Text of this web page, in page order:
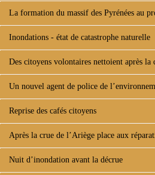
La formation du massif des Pyrénées au
Inondations - état de catastrophe naturelle
Des citoyens volontaires nettoient après la
Un nouvel agent de police de
Reprise des cafés citoyens
Après la crue de l’Ariège place aux
Nuit d’inondation avant la décrue